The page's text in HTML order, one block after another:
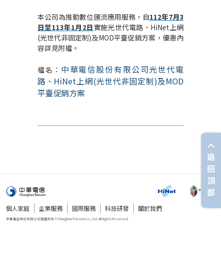
本公司為推動數位匯流應用服務，自112年7月3
日至113年1月2日 實施光世代電路、HiNet上網
(光世代非固定制)及MOD平臺促銷方案，優惠內
容詳見附檔。
檔名： 中華電信股份有限公司光世代電
路、HiNet上網(光世代非固定制)及MOD
平臺促銷方案
個人家庭 企業服務 國際服務 科技研發 關於我們
返
回
頂
部